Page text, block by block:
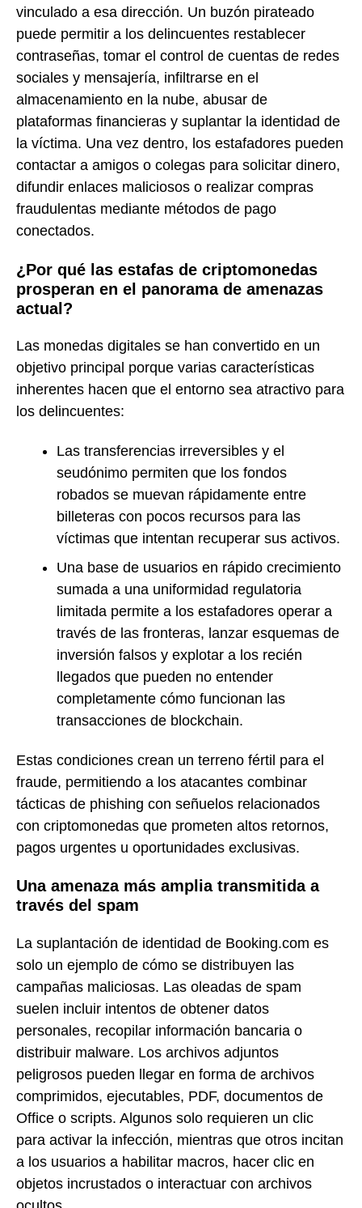
vinculado a esa dirección. Un buzón pirateado
puede permitir a los delincuentes restablecer
contraseñas, tomar el control de cuentas de redes
sociales y mensajería, infiltrarse en el
almacenamiento en la nube, abusar de
plataformas financieras y suplantar la identidad de
la víctima. Una vez dentro, los estafadores pueden
contactar a amigos o colegas para solicitar dinero,
difundir enlaces maliciosos o realizar compras
fraudulentas mediante métodos de pago
conectados.
¿Por qué las estafas de criptomonedas
prosperan en el panorama de amenazas
actual?
Las monedas digitales se han convertido en un
objetivo principal porque varias características
inherentes hacen que el entorno sea atractivo para
los delincuentes:
Las transferencias irreversibles y el
seudónimo permiten que los fondos
robados se muevan rápidamente entre
billeteras con pocos recursos para las
víctimas que intentan recuperar sus activos.
Una base de usuarios en rápido crecimiento
sumada a una uniformidad regulatoria
limitada permite a los estafadores operar a
través de las fronteras, lanzar esquemas de
inversión falsos y explotar a los recién
llegados que pueden no entender
completamente cómo funcionan las
transacciones de blockchain.
Estas condiciones crean un terreno fértil para el
fraude, permitiendo a los atacantes combinar
tácticas de phishing con señuelos relacionados
con criptomonedas que prometen altos retornos,
pagos urgentes u oportunidades exclusivas.
Una amenaza más amplia transmitida a
través del spam
La suplantación de identidad de Booking.com es
solo un ejemplo de cómo se distribuyen las
campañas maliciosas. Las oleadas de spam
suelen incluir intentos de obtener datos
personales, recopilar información bancaria o
distribuir malware. Los archivos adjuntos
peligrosos pueden llegar en forma de archivos
comprimidos, ejecutables, PDF, documentos de
Office o scripts. Algunos solo requieren un clic
para activar la infección, mientras que otros incitan
a los usuarios a habilitar macros, hacer clic en
objetos incrustados o interactuar con archivos